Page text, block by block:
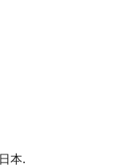
日本.